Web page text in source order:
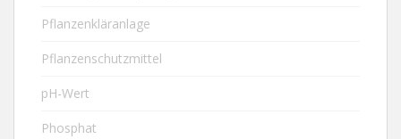
Pflanzenkläranlage
Pflanzenschutzmittel
pH-Wert
Phosphat